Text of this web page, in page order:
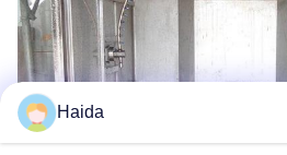
Haida